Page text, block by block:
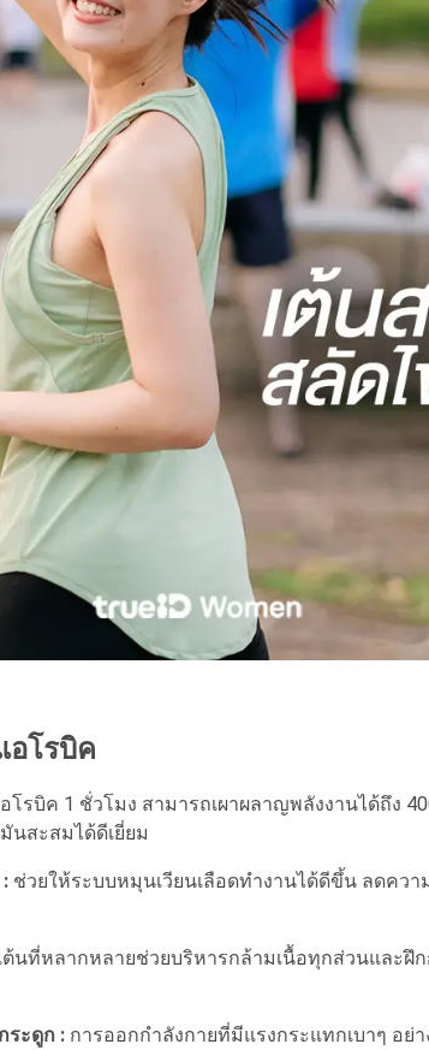
อโรบิค
โรบิค 1 ชั่วโมง สามารถเผาผลาญพลังงานได้ถึง
นสะสมได้ดีเยี่ยม
ช่วยให้ระบบหมุนเวียนเลือดทำงานได้ดีขึ้น ลดควา
ต้นที่หลากหลายช่วยบริหารกล้ามเนื้อทุกส่วนและฝึ
ระดูก : การออกกำลังกายที่มีแรงกระแทกเบาๆ อย่